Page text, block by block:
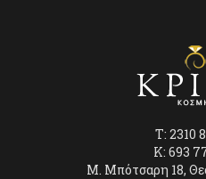
T: 2310
K: 693
Μ. Μπότσαρη 18,